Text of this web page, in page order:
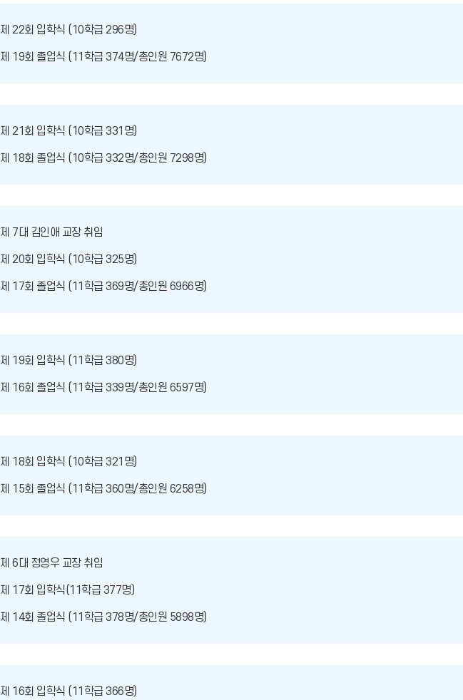
제 22회 입학식 (10학급 296명)
제 19회 졸업식 (11학급 374명/총인원 7672명)
제 21회 입학식 (10학급 331명)
제 18회 졸업식 (10학급 332명/총인원 7298명)
제 7대 김인애 교장 취임
제 20회 입학식 (10학급 325명)
제 17회 졸업식 (11학급 369명/총인원 6966명)
제 19회 입학식 (11학급 380명)
제 16회 졸업식 (11학급 339명/총인원 6597명)
제 18회 입학식 (10학급 321명)
제 15회 졸업식 (11학급 360명/총인원 6258명)
제 6대 정영우 교장 취임
제 17회 입학식(11학급 377명)
제 14회 졸업식 (11학급 378명/총인원 5898명)
제 16회 입학식 (11학급 366명)